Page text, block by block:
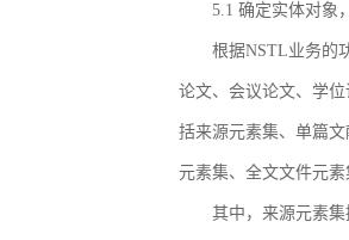
5.1 确定实体对象
根据NSTL业务的
论文、会议论文、学
括来源元素集、单篇
元素集、全文文件元
其中，来源元素